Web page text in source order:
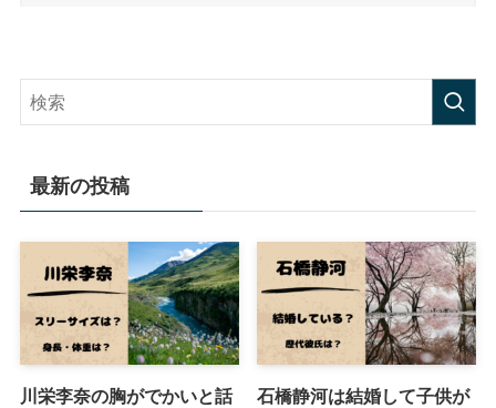
最新の投稿
川栄李奈の胸がでかいと話
石橋静河は結婚して子供が